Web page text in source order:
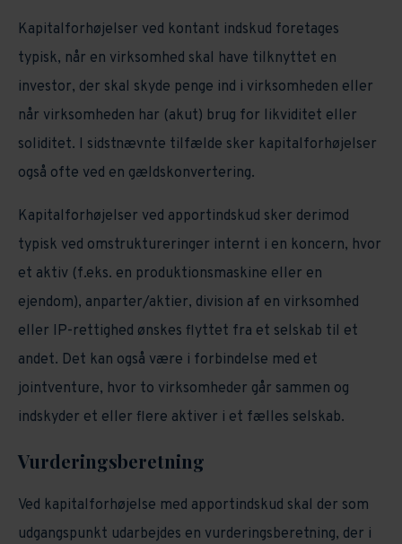
Kapitalforhøjelser ved kontant indskud foretages
typisk, når en virksomhed skal have tilknyttet en
investor, der skal skyde penge ind i virksomheden eller
når virksomheden har (akut) brug for likviditet eller
soliditet. I sidstnævnte tilfælde sker kapitalforhøjelser
også ofte ved en gældskonvertering.
Kapitalforhøjelser ved apportindskud sker derimod
typisk ved omstruktureringer internt i en koncern, hvor
et aktiv (f.eks. en produktionsmaskine eller en
ejendom), anparter/aktier, division af en virksomhed
eller IP-rettighed ønskes flyttet fra et selskab til et
andet. Det kan også være i forbindelse med et
jointventure, hvor to virksomheder går sammen og
indskyder et eller flere aktiver i et fælles selskab.
Vurderingsberetning
Ved kapitalforhøjelse med apportindskud skal der som
udgangspunkt udarbejdes en vurderingsberetning, der i